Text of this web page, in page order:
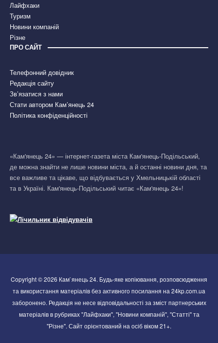
Лайфхаки
Туризм
Новини компаній
Різне
ПРО САЙТ
Телефонний довідник
Редакція сайту
Зв’язатися з нами
Стати автором Кам’янець 24
Політика конфіденційності
«Кам'янець 24» — інтернет-газета міста Кам'янець-Подільський,
де можна знайти не лише новини міста, а й останні новини дня, та
все важливе та цікаве, що відбувається у Хмельницькій області
та в Україні. Кам'янець-Подільський читає «Кам'янець 24»!
Copyright © 2026 Кам`янець 24. Будь-яке копіювання, розповсюдження
та використання матеріалів без активного посилання на 24kp.com.ua
заборонено. Редакція не несе відповідальності за зміст партнерських
матеріалів в рубриках "Лайфхаки", "Новини компаній", "Статті" та
"Різне". Сайт орієнтований на осіб віком 21+.